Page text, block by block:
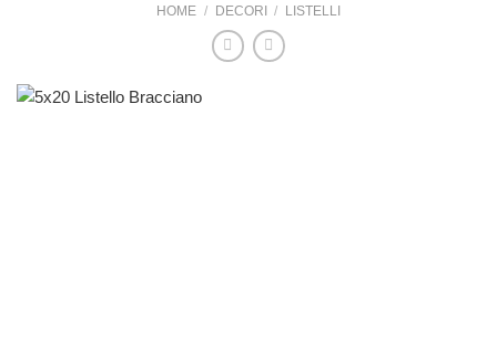
HOME / DECORI / LISTELLI